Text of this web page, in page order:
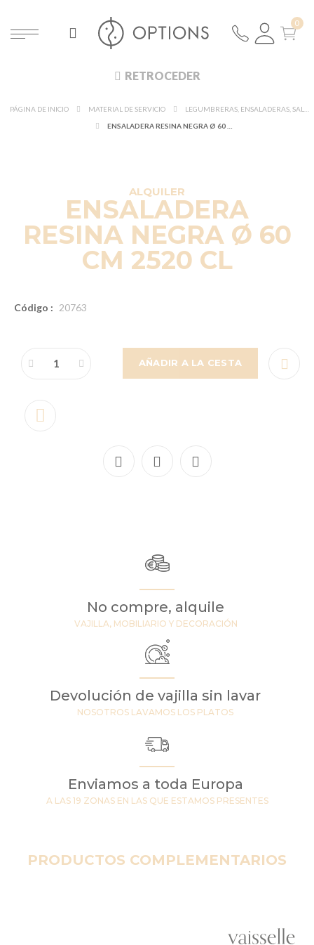
RETROCEDER
PÁGINA DE INICIO MATERIAL DE SERVICIO
ALQUILER
ENSALADERA
RESINA NEGRA Ø 60
CM 2520 CL
Código : 20763
AÑADIR A LA CESTA
No compre, alquile
VAJILLA, MOBILIARIO Y DECORACIÓN
Devolución de vajilla sin lavar
NOSOTROS LAVAMOS LOS PLATOS
Enviamos a toda Europa
A LAS 19 ZONAS EN LAS QUE ESTAMOS PRESENTES
PRODUCTOS COMPLEMENTARIOS